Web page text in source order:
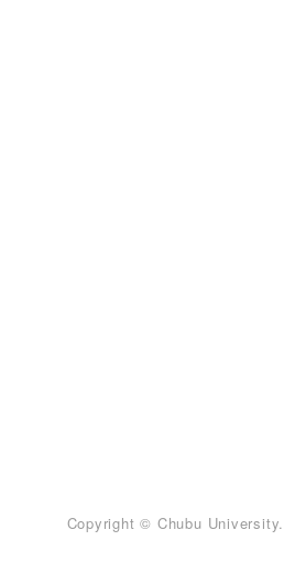
Copyright © Chubu